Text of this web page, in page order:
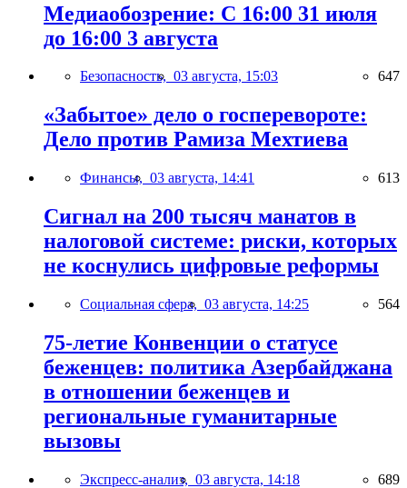
Медиаобозрение: С 16:00 31 июля
до 16:00 3 августа
Безопасность, 03 августа, 15:03 647
«Забытое» дело о госперевороте:
Дело против Рамиза Мехтиева
Финансы, 03 августа, 14:41 613
Сигнал на 200 тысяч манатов в
налоговой системе: риски, которых
не коснулись цифровые реформы
Социальная сфера, 03 августа, 14:25 564
75-летие Конвенции о статусе
беженцев: политика Азербайджана
в отношении беженцев и
региональные гуманитарные
вызовы
Экспресс-анализ, 03 августа, 14:18 689